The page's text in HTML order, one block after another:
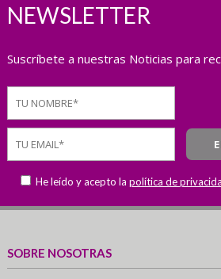
NEWSLETTER
Suscríbete a nuestras Noticias para
He leído y acepto la política de
SOBRE NOSOTRAS